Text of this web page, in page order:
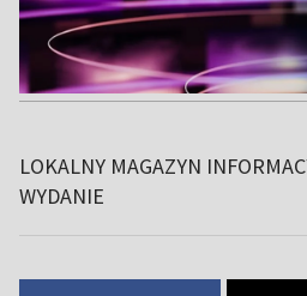
LOKALNY MAGAZYN
WYDANIE